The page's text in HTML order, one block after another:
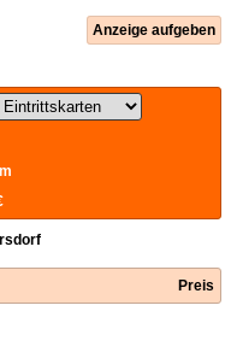
Anzeige aufgeben
Preis